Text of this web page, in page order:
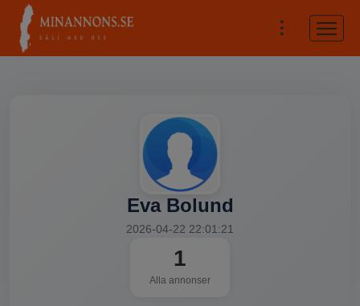
Eva Bolund
2026-04-22 22:01:21
1
Alla annonser